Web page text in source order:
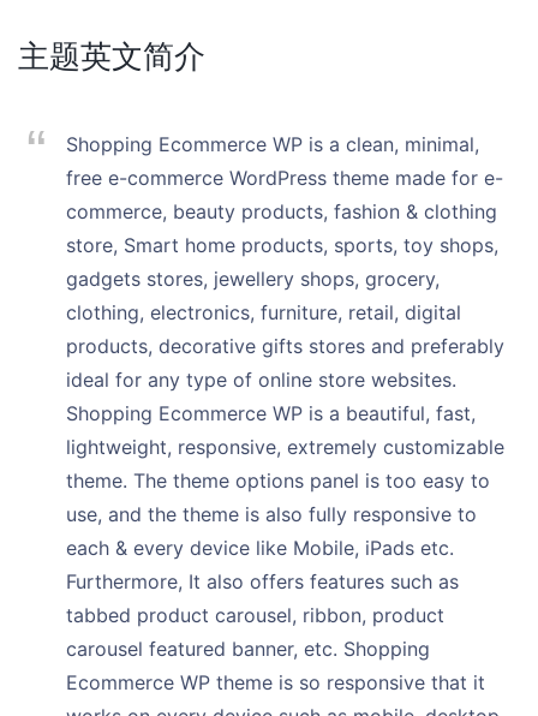
主题英文简介
Shopping Ecommerce WP is a clean, minimal,
free e-commerce WordPress theme made for e-
commerce, beauty products, fashion & clothing
store, Smart home products, sports, toy shops,
gadgets stores, jewellery shops, grocery,
clothing, electronics, furniture, retail, digital
products, decorative gifts stores and preferably
ideal for any type of online store websites.
Shopping Ecommerce WP is a beautiful, fast,
lightweight, responsive, extremely customizable
theme. The theme options panel is too easy to
use, and the theme is also fully responsive to
each & every device like Mobile, iPads etc.
Furthermore, It also offers features such as
tabbed product carousel, ribbon, product
carousel featured banner, etc. Shopping
Ecommerce WP theme is so responsive that it